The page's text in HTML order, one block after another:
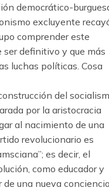
democrático-
excluyente
comprender este
definitivo y que más
luchas políticas. Cosa
del
por la aristocracia
al nacimiento de una
revolucionario es
es decir, el
como educador y
una nueva